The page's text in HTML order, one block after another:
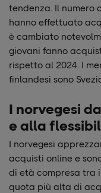
tendenza. Il numero
hanno effettuato
è cambiato
giovani fanno
rispetto al 2024. I
finlandesi sono
I norvegesi
e alla
I norvegesi
acquisti online e
di età compresa tra
quota più alta di